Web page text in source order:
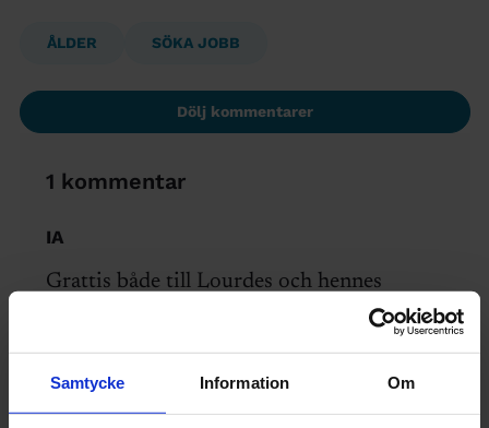
Samtycke Information Om
ÅLDER SÖKA JOBB
Dölj kommentarer
1 kommentar
IA
Grattis både till Lourdes och hennes
Inspirerande artikel, tack för den.
15 april 2021